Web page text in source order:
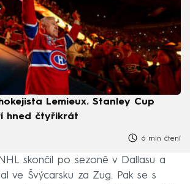
Lemieux. Stanley Cup
hned čtyřikrát
6 min čtení
skončil po sezoně v Dallasu a
ve Švýcarsku za Zug. Pak se s